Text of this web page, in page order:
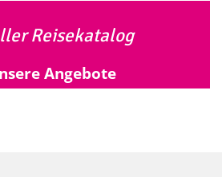
Reisekatalog
Angebote